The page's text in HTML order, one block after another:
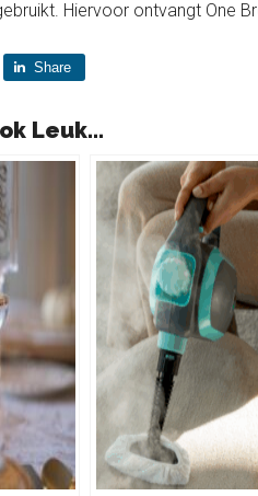
Hiervoor ontvangt One
Share
Leuk...